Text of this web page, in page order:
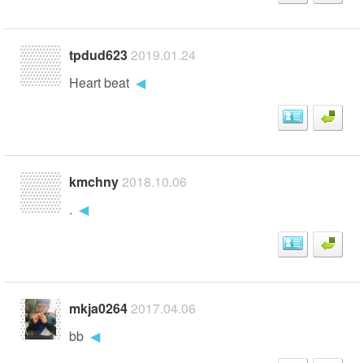
tpdud6232019.01.24
Heart beat ◀
kmchny2018.10.06
. ◀
mkja02642017.04.06
bb ◀